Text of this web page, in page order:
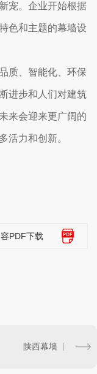
宠。企业开始根据
色和主题的幕墙设
质、智能化、环保
进步和人们对建筑
来会迎来更广阔的
活力和创新。
PDF下载
陕西幕墙